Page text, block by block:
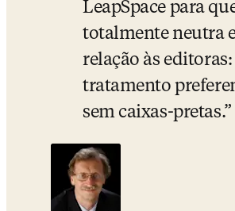
LeapSpace para
totalmente neutra
relação às editoras:
tratamento
sem caixas-pretas.